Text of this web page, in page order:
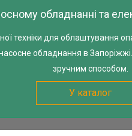
обладнанні та
техніки для облаштування
обладнання в
зручним способом.
У каталог